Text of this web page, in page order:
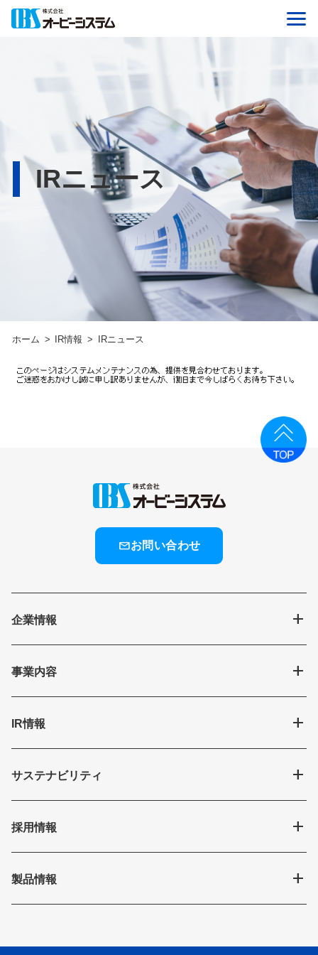
IRニュース
ホーム IR情報 IRニュース
mailお問い合わせ
企業情報 add
事業内容 add
IR情報 add
サステナビリティ add
採用情報 add
製品情報 add